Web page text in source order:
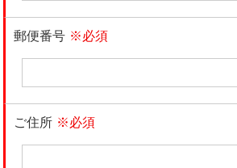
郵便番号 ※必須
ご住所 ※必須